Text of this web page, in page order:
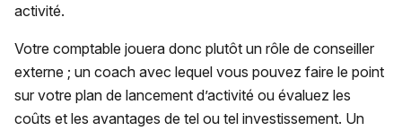
activité.
Votre comptable jouera donc plutôt un rôle de conseiller
externe ; un coach avec lequel vous pouvez faire le point
sur votre plan de lancement d’activité ou évaluez les
coûts et les avantages de tel ou tel investissement. Un